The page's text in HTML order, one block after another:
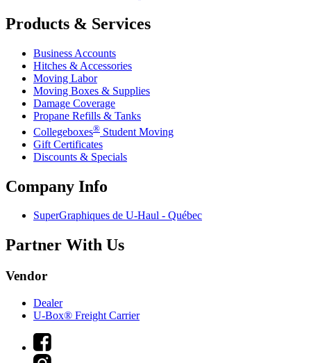
Products & Services
Business Accounts
Hitches & Accessories
Moving Labor
Moving Boxes & Supplies
Damage Coverage
Propane Refills & Tanks
Collegeboxes® Student Moving
Gift Certificates
Discounts & Specials
Company Info
SuperGraphiques de U-Haul - Québec
Partner With Us
Vendor
Dealer
U-Box® Freight Carrier